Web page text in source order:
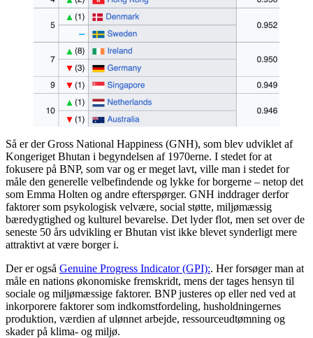
Så er der Gross National Happiness (GNH), som blev udviklet af
Kongeriget Bhutan i begyndelsen af 1970erne. I stedet for at
fokusere på BNP, som var og er meget lavt, ville man i stedet for
måle den generelle velbefindende og lykke for borgerne – netop det
som Emma Holten og andre efterspørger. GNH inddrager derfor
faktorer som psykologisk velvære, social støtte, miljømæssig
bæredygtighed og kulturel bevarelse. Det lyder flot, men set over de
seneste 50 års udvikling er Bhutan vist ikke blevet synderligt mere
attraktivt at være borger i.
Der er også Genuine Progress Indicator (GPI):. Her forsøger man at
måle en nations økonomiske fremskridt, mens der tages hensyn til
sociale og miljømæssige faktorer. BNP justeres op eller ned ved at
inkorporere faktorer som indkomstfordeling, husholdningernes
produktion, værdien af ​​ulønnet arbejde, ressourceudtømning og
skader på klima- og miljø.